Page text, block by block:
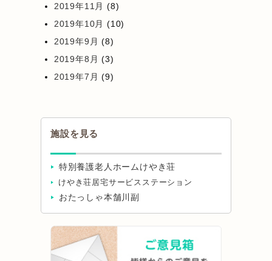
2019年11月 (8)
2019年10月 (10)
2019年9月 (8)
2019年8月 (3)
2019年7月 (9)
施設を見る
特別養護老人ホームけやき荘
けやき荘居宅サービスステーション
おたっしゃ本舗川副